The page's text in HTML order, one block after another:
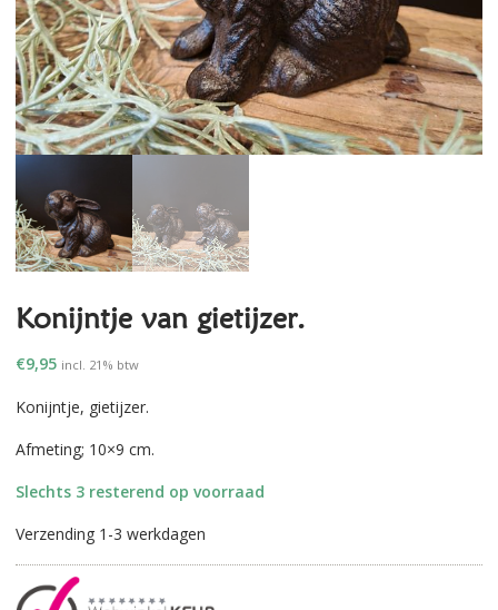
Konijntje van gietijzer.
€9,95 incl. 21% btw
Konijntje, gietijzer.
Afmeting; 10×9 cm.
Slechts 3 resterend op voorraad
Verzending 1-3 werkdagen